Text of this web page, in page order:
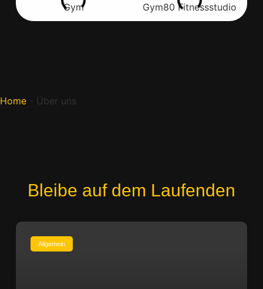
Home - Über uns
Bleibe auf dem Laufenden
Allgemein